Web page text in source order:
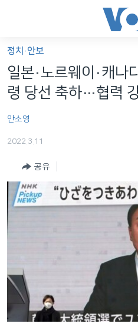
가
능
링
인
로
이
동
네
이
세계
라디오
프로그램
주파수 안내
정치·안보
일본·노르웨이·캐나
령 당선 축하…협력
안소영
2022.3.11
공유